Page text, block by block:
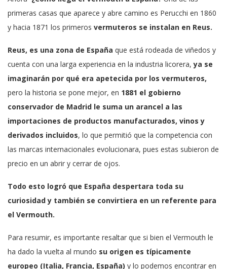
primeras casas que aparece y abre camino es Perucchi en 1860
y hacia 1871 los primeros vermuteros se instalan en Reus.
Reus, es una zona de España que está rodeada de viñedos y
cuenta con una larga experiencia en la industria licorera, ya se
imaginarán por qué era apetecida por los vermuteros,
pero la historia se pone mejor, en 1881 el gobierno
conservador de Madrid le suma un arancel a las
importaciones de productos manufacturados, vinos y
derivados incluidos, lo que permitió que la competencia con
las marcas internacionales evolucionara, pues estas subieron de
precio en un abrir y cerrar de ojos.
Todo esto logró que España despertara toda su
curiosidad y también se convirtiera en un referente para
el Vermouth.
Para resumir, es importante resaltar que si bien el Vermouth le
ha dado la vuelta al mundo su origen es típicamente
europeo (Italia, Francia, España) y lo podemos encontrar en